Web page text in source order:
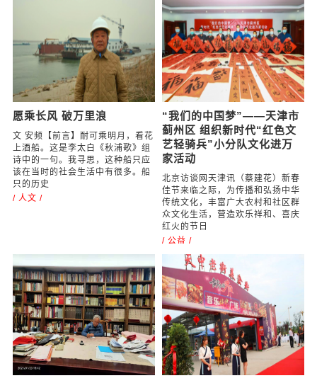
三尺讲台三十载 扎根山区终
/ 社会 /
丹心抗疫 书法寄情 杨连山
向援鄂医疗队赠书赠字
2021年2月5日，中国书法家协会
会员，中国书法家协会先进个人，
天津市书法家协会理事，中华诗词
协会会员杨连山先生，把一年来精
心创作的82幅
/ 社会 /
愿乘长风 破万里浪
文 安频【前言】耐可乘明月，看花
上酒船。这是李太白《秋浦歌》组
诗中的一句。我寻思，这种船只应
该在当时的社会生活中有很多。船
只的历史
/ 人文 /
“我们的中国梦”——天津市
蓟州区 组织新时代“红色文
艺轻骑兵”小分队文化进万
家活动
北京访谈网天津讯（蔡建花）新春
佳节来临之际，为传播和弘扬中华
传统文化，丰富广大农村和社区群